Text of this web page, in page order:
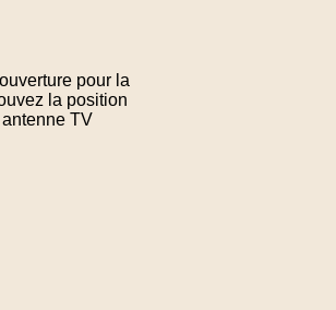
pour la
la position
TV